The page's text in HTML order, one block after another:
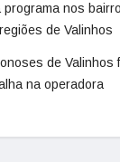
programa nos
de Valinhos
de Valinhos
na operadora